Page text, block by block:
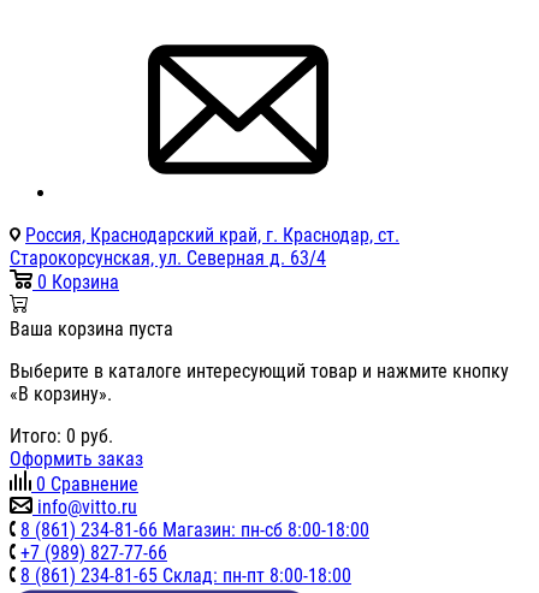
Россия, Краснодарский край, г. Краснодар, ст.
Старокорсунская, ул. Северная д. 63/4
0 Корзина
Ваша корзина пуста
Выберите в каталоге интересующий товар и нажмите кнопку
«В корзину».
Итого: 0 руб.
Оформить заказ
0 Сравнение
info@vitto.ru
8 (861) 234-81-66 Магазин: пн-сб 8:00-18:00
+7 (989) 827-77-66
8 (861) 234-81-65 Склад: пн-пт 8:00-18:00